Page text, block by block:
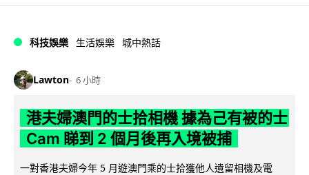
科技娛樂 生活娛樂 城中熱話
Lawton 6 小時
港夫婦澳門的士拾相機 據為己有被的士
Cam 睇到 2 個月後再入境被捕
一對香港夫婦今年 5 月遊澳門乘的士拾獲他人遺留相機及電